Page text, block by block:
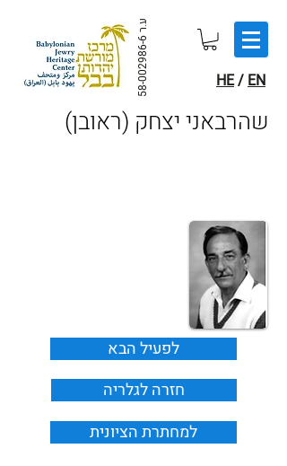
ע.ר
58-002986-6 HE/ EN
(שהרבאני יצחק (ראובן
לפעיל הבא
חזרה לגלריה
למחתרת הציונית